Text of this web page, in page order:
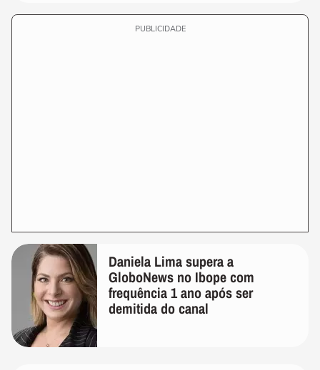
PUBLICIDADE
Daniela Lima supera a
GloboNews no Ibope com
frequência 1 ano após ser
demitida do canal